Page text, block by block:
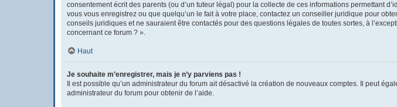
consentement écrit des parents (ou d’un tuteur légal) pour la collecte de ces informations permettant
vous vous enregistrez ou que quelqu’un le fait à votre place, contactez un conseiller juridique pour
conseils juridiques et ne sauraient être contactés pour des questions légales de toutes sortes, à
concernant ce forum ? ».
Haut
Je souhaite m’enregistrer, mais je n’y parviens pas !
Il est possible qu’un administrateur du forum ait désactivé la création de nouveaux comptes. Il peut
administrateur du forum pour obtenir de l’aide.